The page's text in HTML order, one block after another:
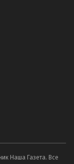
Наша Газета. Все